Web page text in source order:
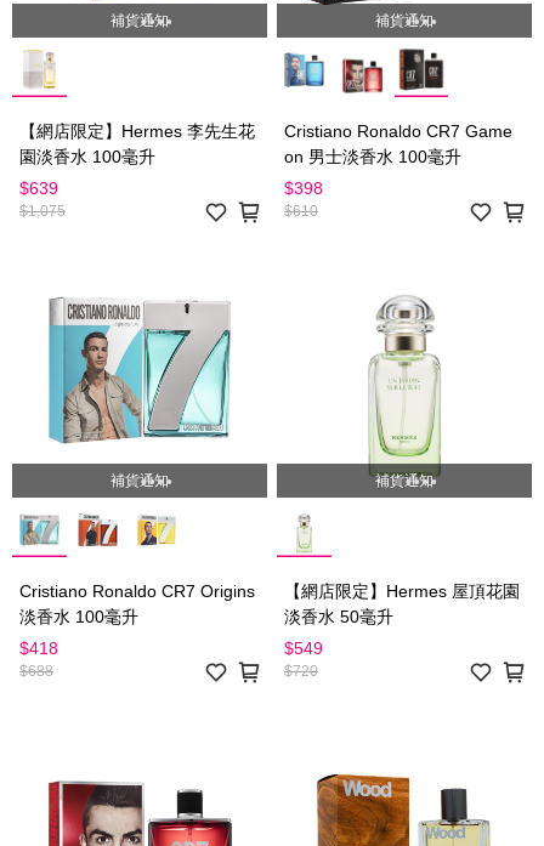
補貨通知
【網店限定】Hermes 李先生花
園淡香水 100毫升
$1,075
$639
補貨通知
Cristiano Ronaldo CR7 Game
on 男士淡香水 100毫升
$610
$398
補貨通知
Cristiano Ronaldo CR7 Origins
淡香水 100毫升
$688
$418
補貨通知
【網店限定】Hermes 屋頂花園
淡香水 50毫升
$720
$549